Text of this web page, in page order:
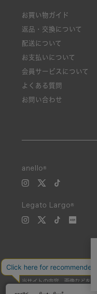
お買い物ガイド
返品・交換について
配送について
お支払いについて
会員サービスについて
よくある質問
お問い合わせ
anello®
Legato Largo®
当サイトの内容、画像などを